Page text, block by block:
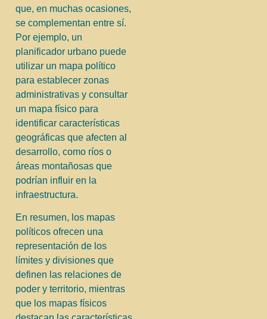
que, en muchas ocasiones,
se complementan entre sí.
Por ejemplo, un
planificador urbano puede
utilizar un mapa político
para establecer zonas
administrativas y consultar
un mapa físico para
identificar características
geográficas que afecten al
desarrollo, como ríos o
áreas montañosas que
podrían influir en la
infraestructura.
En resumen, los mapas
políticos ofrecen una
representación de los
límites y divisiones que
definen las relaciones de
poder y territorio, mientras
que los mapas físicos